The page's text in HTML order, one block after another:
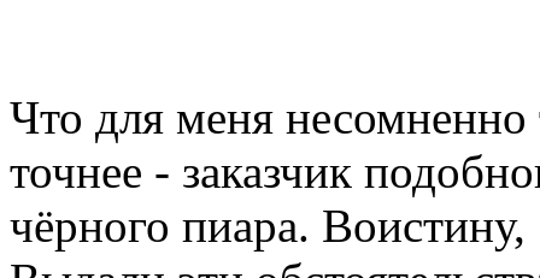
Что для меня несомненно
точнее - заказчик
чёрного пиара.